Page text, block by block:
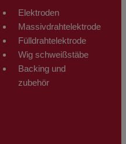
Elektroden
Massivdrahtelektrode
Fülldrahtelektrode
Wig schweißstäbe
Backing und
zubehör